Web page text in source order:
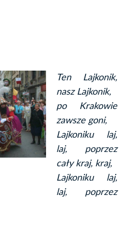
Ten Lajkonik,
nasz Lajkonik,
po Krakowie
zawsze goni,
Lajkoniku laj,
laj, poprzez
cały kraj, kraj,
Lajkoniku laj,
laj, poprzez